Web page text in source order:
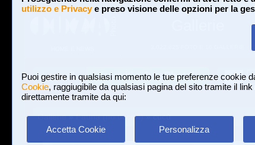
utilizzo e Privacye preso visione delle opzioni per la
Puoi gestire in qualsiasi momento le tue preferenze cookie
Cookie, raggiugibile da qualsiasi pagina del sito tramite il
direttamente tramite da qui:
Accetta Cookie Personalizza
Login Iscriviti a JuzaPhoto! A
Gallerie»Fauna (no uccelli)» cucù